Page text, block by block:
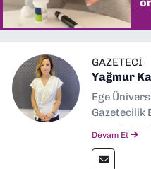
GAZETECI
Yağmur
Ege
Gazetecilik
hem de
İletişim”
Devam Et